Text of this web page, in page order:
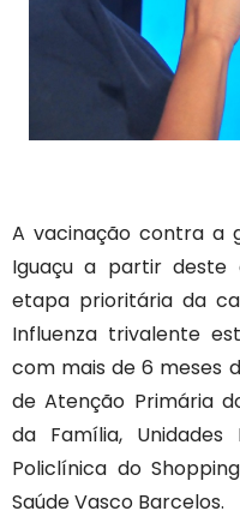
A vacinação contra a
Iguaçu a partir deste
etapa prioritária da
Influenza trivalente
com mais de 6 meses
de Atenção Primária
da Família, Unidades
Policlínica do
Saúde Vasco Barcelos.